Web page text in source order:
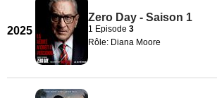
2025
Zero Day - Saison 1
1 Episode 3
Rôle: Diana Moore